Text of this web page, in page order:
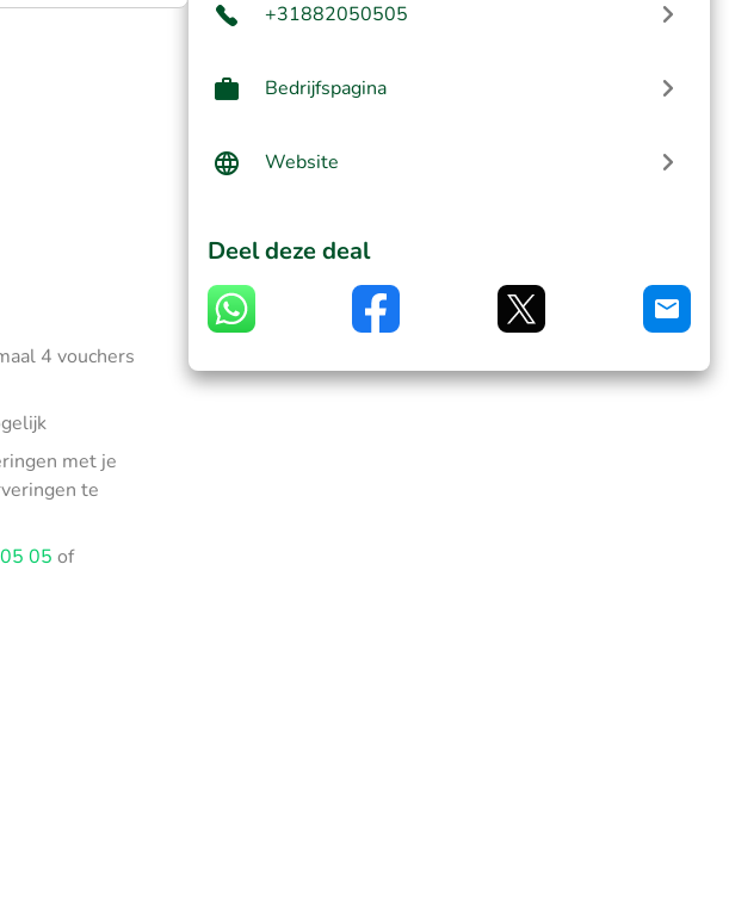
4 vouchers
met je
te
05 of
+31882050505
Bedrijfspagina
Website
Deel deze deal